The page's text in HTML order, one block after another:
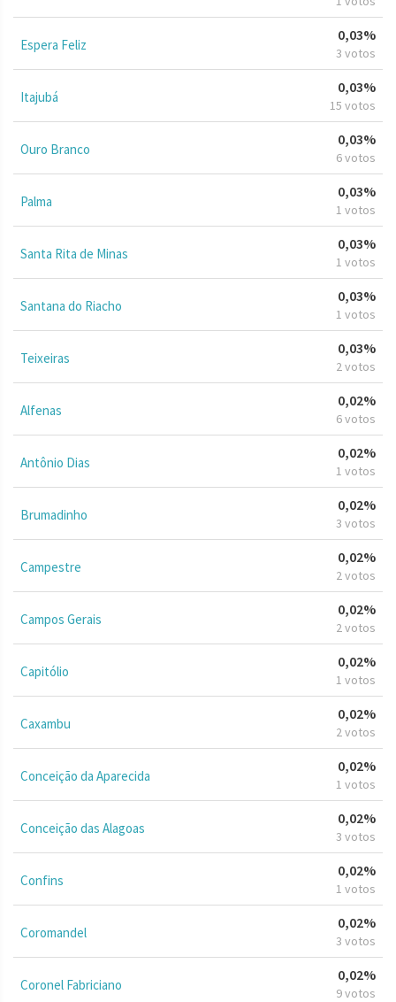
Espera Feliz
0,03%
3 votos
Itajubá
0,03%
15 votos
Ouro Branco
0,03%
6 votos
Palma
0,03%
1 votos
Santa Rita de Minas
0,03%
1 votos
Santana do Riacho
0,03%
1 votos
Teixeiras
0,03%
2 votos
Alfenas
0,02%
6 votos
Antônio Dias
0,02%
1 votos
Brumadinho
0,02%
3 votos
Campestre
0,02%
2 votos
Campos Gerais
0,02%
2 votos
Capitólio
0,02%
1 votos
Caxambu
0,02%
2 votos
Conceição da Aparecida
0,02%
1 votos
Conceição das Alagoas
0,02%
3 votos
Confins
0,02%
1 votos
Coromandel
0,02%
3 votos
Coronel Fabriciano
0,02%
9 votos